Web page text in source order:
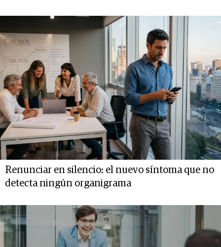
Renunciar en silencio: el nuevo síntoma que no
detecta ningún organigrama